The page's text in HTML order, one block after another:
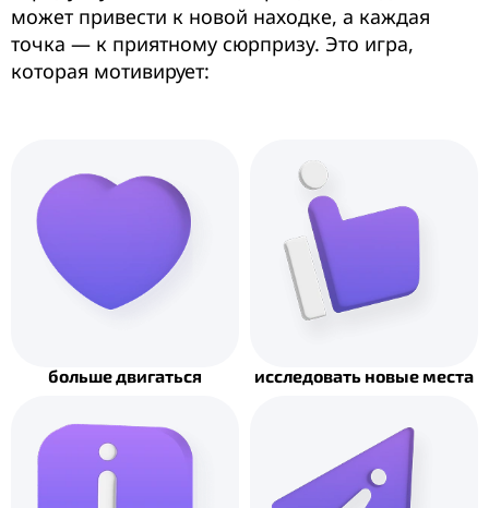
может привести к новой находке, а каждая
точка — к приятному сюрпризу. Это игра,
которая мотивирует:
больше двигаться исследовать новые места